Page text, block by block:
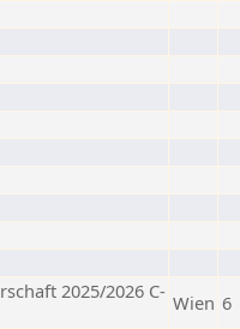
2025/2026 C- Wien 6